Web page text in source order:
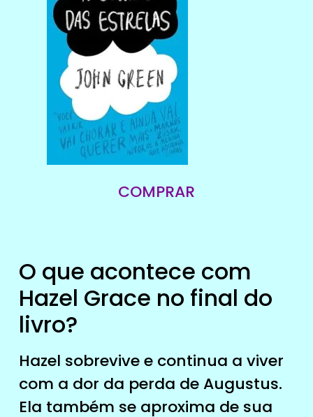
COMPRAR
O que acontece com
Hazel Grace no final do
livro?
Hazel sobrevive e continua a viver
com a dor da perda de Augustus.
Ela também se aproxima de sua